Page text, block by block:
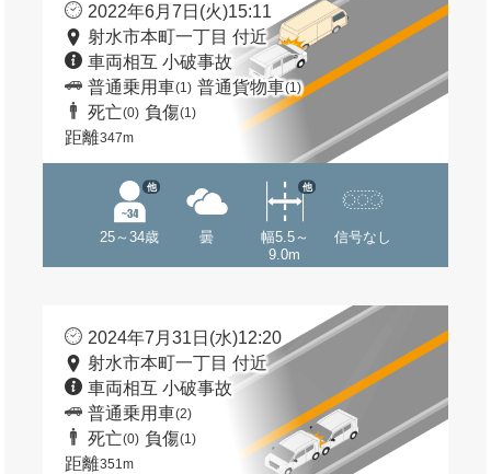
2022年6月7日(火)15:11
射水市本町一丁目 付近
車両相互 小破事故
普通乗用車(1) 普通貨物車(1)
死亡(0) 負傷(1)
距離347m
25～34歳
他
曇
幅5.5～
9.0m
他
信号なし
2024年7月31日(水)12:20
射水市本町一丁目 付近
車両相互 小破事故
普通乗用車(2)
死亡(0) 負傷(1)
距離351m